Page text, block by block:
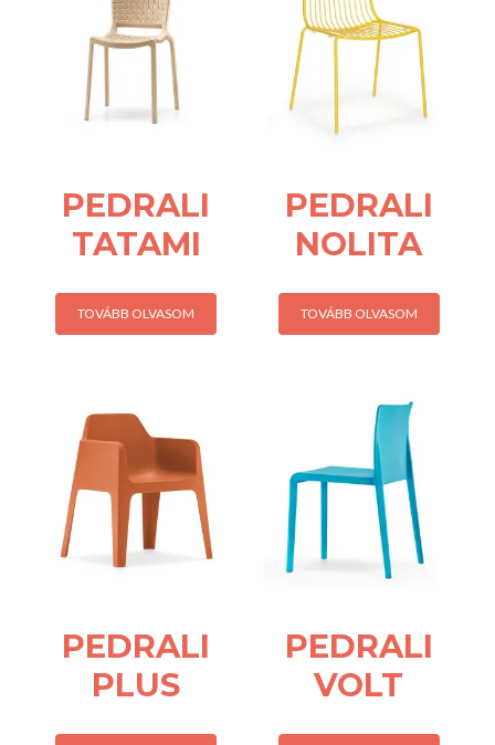
PEDRALI
TATAMI
TOVÁBB OLVASOM
PEDRALI
NOLITA
TOVÁBB OLVASOM
PEDRALI
PLUS
PEDRALI
VOLT